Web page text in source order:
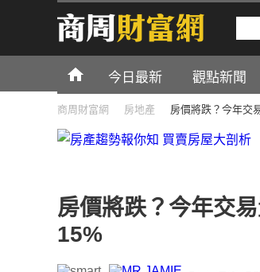
今日最新 觀點新聞
商周財富網 房地產 房價將跌？今年交
房價將跌？今年交
15%